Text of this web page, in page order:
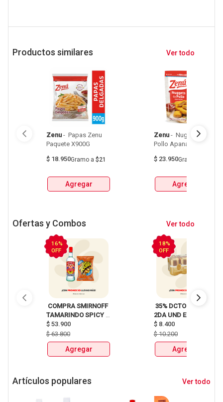
Productos similares Ver todo
Zenu - Papas Zenu
$ 18.950Gramo a $21
Agregar
Zenu - Nuggets Zenu
$ 23.950Gramo
Agregar
Ofertas y Combos Ver todo
16%
OFF
COMPRA SMIRNOFF
TAMARINDO SPICY
X750ml Y LLEVATE
DETODITO 165GR o
150GR
$ 53.900
$63.800
Agregar
18%
OFF
35% DCTO EN LA
2DA UND EN
CERVEZA CLUB
COLOMBIA LATA
X330ml
$ 8.400
$10.200
Agregar
Artículos populares Ver todo